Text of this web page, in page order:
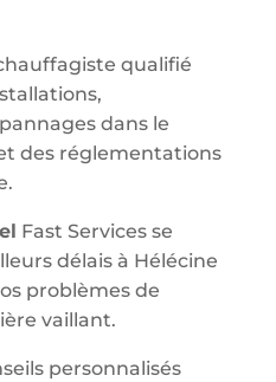
qualifié
dans le
des réglementations
Fast Services se
délais à Hélécine
problèmes de
vaillant.
personnalisés